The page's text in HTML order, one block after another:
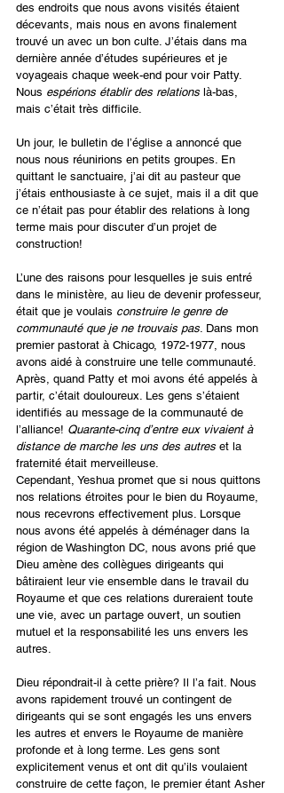
des endroits que nous avons visités étaient
décevants, mais nous en avons finalement
trouvé un avec un bon culte. J’étais dans ma
dernière année d’études supérieures et je
voyageais chaque week-end pour voir Patty.
Nous espérions établir des relations là-bas,
mais c’était très difficile.
Un jour, le bulletin de l’église a annoncé que
nous nous réunirions en petits groupes. En
quittant le sanctuaire, j’ai dit au pasteur que
j’étais enthousiaste à ce sujet, mais il a dit que
ce n’était pas pour établir des relations à long
terme mais pour discuter d’un projet de
construction!
L’une des raisons pour lesquelles je suis entré
dans le ministère, au lieu de devenir professeur,
était que je voulais construire le genre de
communauté que je ne trouvais pas. Dans mon
premier pastorat à Chicago, 1972-1977, nous
avons aidé à construire une telle communauté.
Après, quand Patty et moi avons été appelés à
partir, c’était douloureux. Les gens s’étaient
identifiés au message de la communauté de
l’alliance! Quarante-cinq d’entre eux vivaient à
distance de marche les uns des autres et la
fraternité était merveilleuse.
Cependant, Yeshua promet que si nous quittons
nos relations étroites pour le bien du Royaume,
nous recevrons effectivement plus. Lorsque
nous avons été appelés à déménager dans la
région de Washington DC, nous avons prié que
Dieu amène des collègues dirigeants qui
bâtiraient leur vie ensemble dans le travail du
Royaume et que ces relations dureraient toute
une vie, avec un partage ouvert, un soutien
mutuel et la responsabilité les uns envers les
autres.
Dieu répondrait-il à cette prière? Il l’a fait. Nous
avons rapidement trouvé un contingent de
dirigeants qui se sont engagés les uns envers
les autres et envers le Royaume de manière
profonde et à long terme. Les gens sont
explicitement venus et ont dit qu’ils voulaient
construire de cette façon, le premier étant Asher